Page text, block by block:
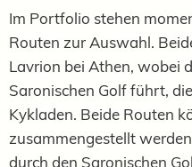
Im Portfolio stehen
Routen zur Auswahl.
Lavrion bei Athen, wobei
Saronischen Golf führt,
Kykladen. Beide Routen
zusammengestellt
durch den Saronischen